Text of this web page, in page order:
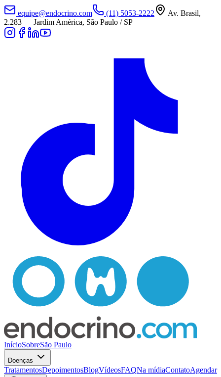
equipe@endocrino.com (11) 5053-2222
Av. Brasil,
2.283 — Jardim América, São Paulo / SP
InícioSobreSão Paulo
Doenças
TratamentosDepoimentosBlogVídeosFAQNa mídiaContatoAgendar